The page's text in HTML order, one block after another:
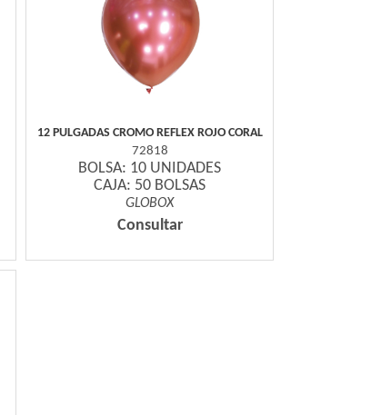
12 PULGADAS CROMO REFLEX ROJO CORAL
72818
BOLSA: 10 UNIDADES
CAJA: 50 BOLSAS
GLOBOX
Consultar